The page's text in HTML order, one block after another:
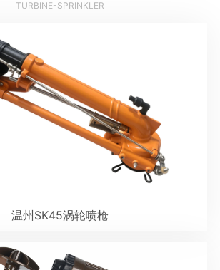
TURBINE-SPRINKLER
温州SK45涡轮喷枪